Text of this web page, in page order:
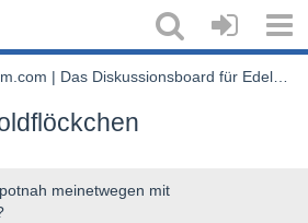
| Das Diskussionsboard für Edelmetalle & Rohstoffe
meinetwegen mit